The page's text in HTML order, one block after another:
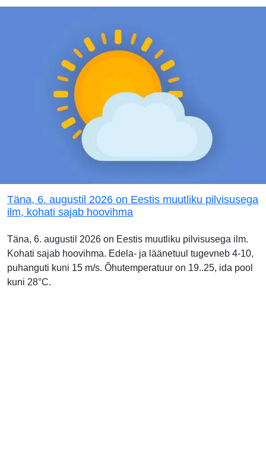
Täna, 6. augustil 2026 on Eestis muutliku pilvisusega
ilm, kohati sajab hoovihma
Täna, 6. augustil 2026 on Eestis muutliku pilvisusega ilm.
Kohati sajab hoovihma. Edela- ja läänetuul tugevneb 4-10,
puhanguti kuni 15 m/s. Õhutemperatuur on 19..25, ida pool
kuni 28°C.